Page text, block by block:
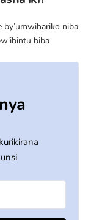
niba
biba